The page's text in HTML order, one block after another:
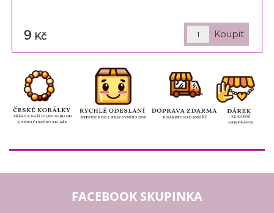
9 Kč
FACEBOOK SKUPINKA